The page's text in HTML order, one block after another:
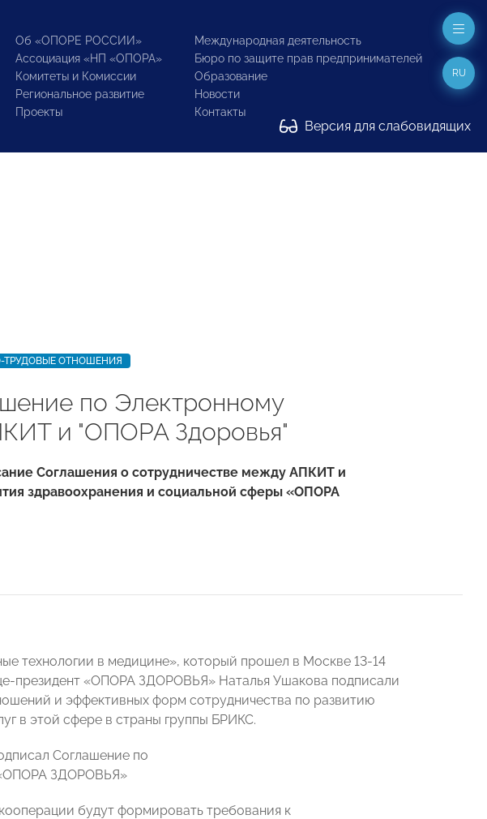
Об «ОПОРЕ РОССИИ»
Ассоциация «НП «ОПОРА»
Комитеты и Комиссии
Региональное развитие
Проекты
Международная деятельность
Бюро по защите прав предпринимателей
Образование
Новости
Контакты
Версия для слабовидящих
RU
ОТНОШЕНИЯ
по Электронному
и "ОПОРА Здоровья"
Соглашения о сотрудничестве между АПКИТ и
здравоохранения и социальной сферы «ОПОРА
технологии в медицине», который прошел в Москве 13-14
президент «ОПОРА ЗДОРОВЬЯ» Наталья Ушакова подписали
и эффективных форм сотрудничества по развитию
в этой сфере в страны группы БРИКС.
будут формировать требования к